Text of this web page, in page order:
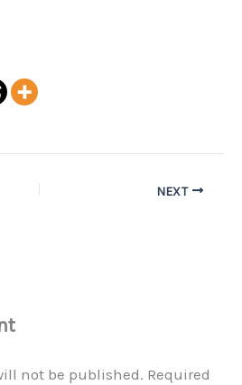
NEXT
not be published. Required